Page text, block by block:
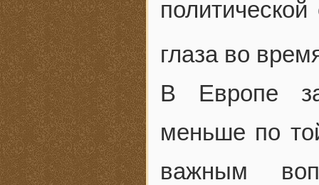
глаза во
В Европе
меньше по
важным